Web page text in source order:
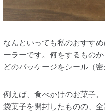
なんといっても私のおすす
ーラーです。何をするもの
どのパッケージをシール（
例えば、食べかけのお菓子。
袋菓子を開封したものの、